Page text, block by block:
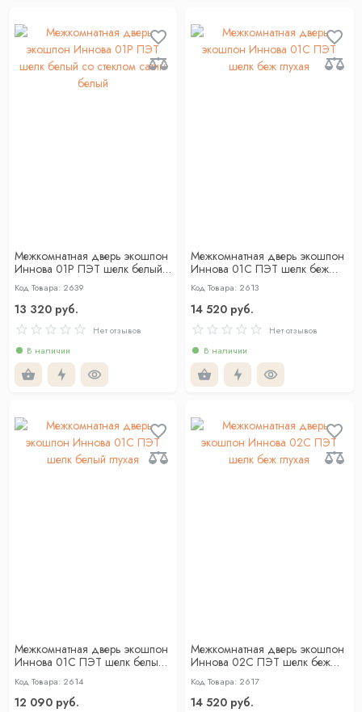
Межкомнатная дверь экошпон
Иннова 01Р ПЭТ шелк белый
со стеклом сатин белый
Код Товара: 2639
13 320 руб.
Нет отзывов
В наличии
Межкомнатная дверь экошпон
Иннова 01С ПЭТ шелк беж
глухая
Код Товара: 2613
14 520 руб.
Нет отзывов
В наличии
Межкомнатная дверь экошпон
Иннова 01С ПЭТ шелк белый
глухая
Код Товара: 2614
12 090 руб.
Межкомнатная дверь экошпон
Иннова 02С ПЭТ шелк беж
глухая
Код Товара: 2617
14 520 руб.